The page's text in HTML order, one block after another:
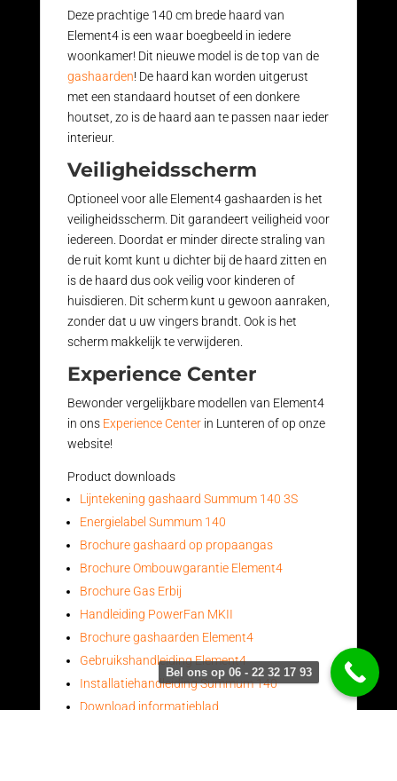
Deze prachtige 140 cm brede haard van
Element4 is een waar boegbeeld in iedere
woonkamer! Dit nieuwe model is de top van de
gashaarden! De haard kan worden uitgerust
met een standaard houtset of een donkere
houtset, zo is de haard aan te passen naar ieder
interieur.
Veiligheidsscherm
Optioneel voor alle Element4 gashaarden is het
veiligheidsscherm. Dit garandeert veiligheid voor
iedereen. Doordat er minder directe straling van
de ruit komt kunt u dichter bij de haard zitten en
is de haard dus ook veilig voor kinderen of
huisdieren. Dit scherm kunt u gewoon aanraken,
zonder dat u uw vingers brandt. Ook is het
scherm makkelijk te verwijderen.
Experience Center
Bewonder vergelijkbare modellen van Element4
in ons Experience Centerin Lunteren of op onze
website!
Product downloads
Lijntekening gashaard Summum 140 3S
Energielabel Summum 140
Brochure gashaard op propaangas
Brochure Ombouwgarantie Element4
Brochure Gas Erbij
Handleiding PowerFan MKII
Brochure gashaarden Element4
Gebruikshandleiding Element4
Installatiehandleiding Summum 140
Download informatieblad
Bel ons op 06 - 22 32 17 93